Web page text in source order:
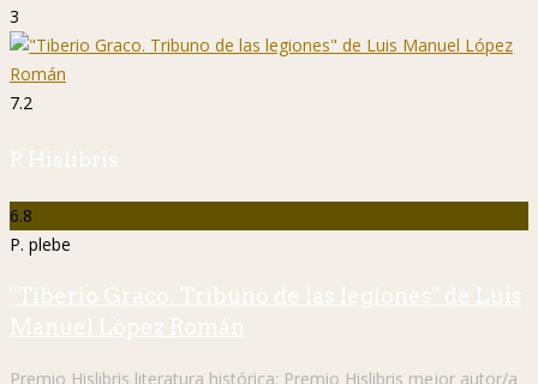
3
7.2
P. Hislibris
6.8
P. plebe
"Tiberio Graco. Tribuno de las legiones" de Luis
Manuel López Román
Premio Hislibris literatura histórica: Premio Hislibris mejor autor/a